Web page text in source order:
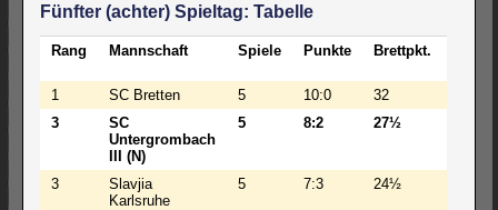
Fünfter (achter) Spieltag: Tabelle
Rang Mannschaft Spiele Punkte Brettpkt.
1 SC Bretten 5 10:0 32
3
SC
Untergrombach
III (N)
5 8:2 27½
3
Slavjia
Karlsruhe
5 7:3 24½